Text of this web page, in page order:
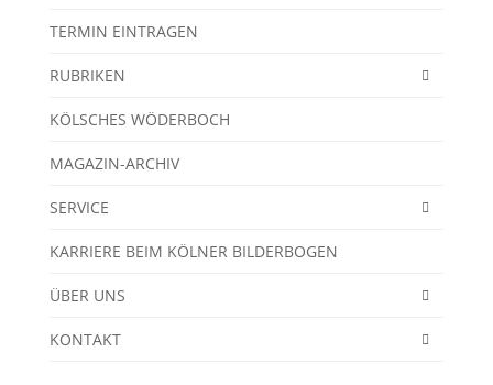
TERMIN EINTRAGEN
RUBRIKEN
KÖLSCHES WÖDERBOCH
MAGAZIN-ARCHIV
SERVICE
KARRIERE BEIM KÖLNER BILDERBOGEN
ÜBER UNS
KONTAKT